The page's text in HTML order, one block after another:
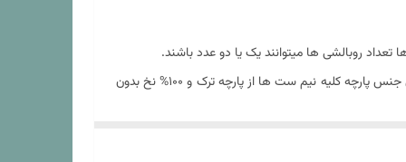
روبالشی ها میتوانند یک یا دو عدد باشند.
نیم ست های ارائه شده در فروشگاه کالای خواب بهشت از برند آکسفورد بوده که یک برند معتبر در صنعت نساجی در کشور ترکیه است. بنابراین جنس پارچه کلیه نیم ست ها از پارچه ترک و ۱۰۰% نخ بدون